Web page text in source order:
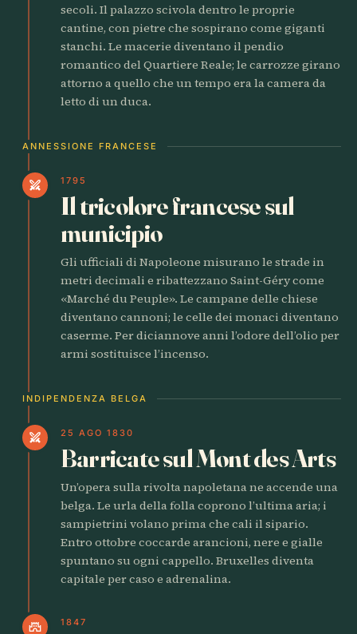
secoli. Il palazzo scivola dentro le proprie
cantine, con pietre che sospirano come giganti
stanchi. Le macerie diventano il pendio
romantico del Quartiere Reale; le carrozze girano
attorno a quello che un tempo era la camera da
letto di un duca.
ANNESSIONE FRANCESE
swords 1795
Il tricolore francese sul
municipio
Gli ufficiali di Napoleone misurano le strade in
metri decimali e ribattezzano Saint-Géry come
«Marché du Peuple». Le campane delle chiese
diventano cannoni; le celle dei monaci diventano
caserme. Per diciannove anni l’odore dell’olio per
armi sostituisce l’incenso.
INDIPENDENZA BELGA
swords 25 AGO 1830
Barricate sul Mont des Arts
Un’opera sulla rivolta napoletana ne accende una
belga. Le urla della folla coprono l’ultima aria; i
sampietrini volano prima che cali il sipario.
Entro ottobre coccarde arancioni, nere e gialle
spuntano su ogni cappello. Bruxelles diventa
capitale per caso e adrenalina.
castle 1847